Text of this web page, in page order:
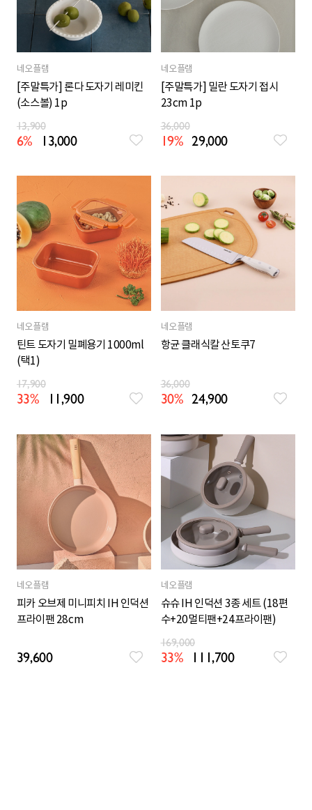
네오플램
[주말특가] 론다 도자기 레미킨
(소스볼) 1p
13,900
6% 13,000
네오플램
[주말특가] 밀란 도자기 접시
23cm 1p
36,000
19% 29,000
네오플램
틴트 도자기 밀폐용기 1000ml
(택1)
17,900
33% 11,900
네오플램
항균 클래식칼 산토쿠7
36,000
30% 24,900
네오플램
피카 오브제 미니피치 IH 인덕션
프라이팬 28cm
39,600
네오플램
슈슈 IH 인덕션 3종 세트 (18편
수+20멀티팬+24프라이팬)
169,000
33% 111,700